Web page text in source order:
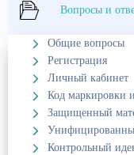
Вопросы и
Общие вопросы
Регистрация
Личный кабинет
Код маркировки
Защищенный
Контрольный